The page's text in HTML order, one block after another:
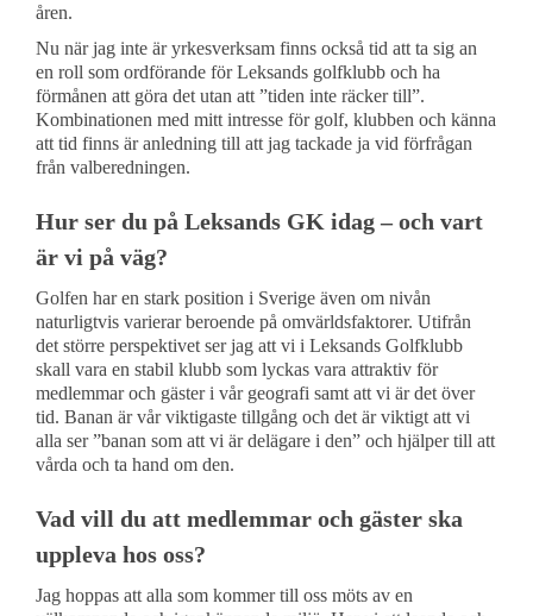
åren.
Nu när jag inte är yrkesverksam finns också tid att ta sig an
en roll som ordförande för Leksands golfklubb och ha
förmånen att göra det utan att ”tiden inte räcker till”.
Kombinationen med mitt intresse för golf, klubben och känna
att tid finns är anledning till att jag tackade ja vid förfrågan
från valberedningen.
Hur ser du på Leksands GK idag – och vart
är vi på väg?
Golfen har en stark position i Sverige även om nivån
naturligtvis varierar beroende på omvärldsfaktorer. Utifrån
det större perspektivet ser jag att vi i Leksands Golfklubb
skall vara en stabil klubb som lyckas vara attraktiv för
medlemmar och gäster i vår geografi samt att vi är det över
tid. Banan är vår viktigaste tillgång och det är viktigt att vi
alla ser ”banan som att vi är delägare i den” och hjälper till att
vårda och ta hand om den.
Vad vill du att medlemmar och gäster ska
uppleva hos oss?
Jag hoppas att alla som kommer till oss möts av en